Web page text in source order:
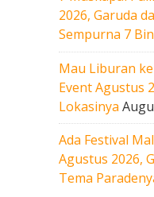
2026, Garuda
Sempurna 7
Mau Liburan
Event Agustus
Lokasinya
Ada Festival
Agustus 2026,
Tema